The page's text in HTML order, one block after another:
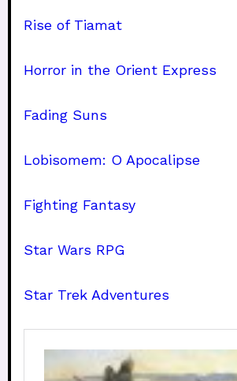
Rise of Tiamat
Horror in the Orient Express
Fading Suns
Lobisomem: O Apocalipse
Fighting Fantasy
Star Wars RPG
Star Trek Adventures